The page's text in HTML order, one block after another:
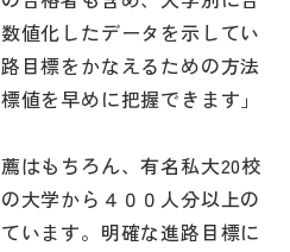
値化したデータを示してい
目標をかなえるための方法
値を早めに把握できます」
はもちろん、有名私大20校
大学から４００人分以上の
います。明確な進路目標に